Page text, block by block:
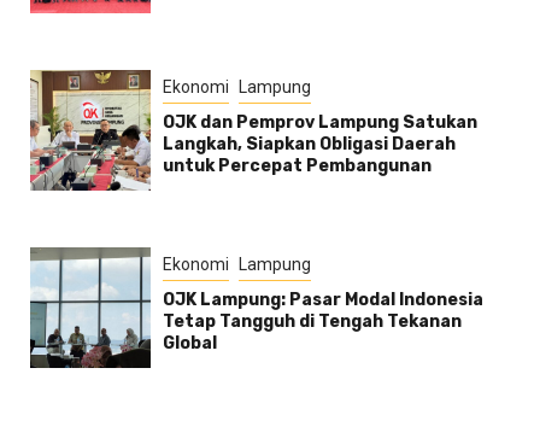
Ekonomi Lampung
OJK dan Pemprov Lampung Satukan
Langkah, Siapkan Obligasi Daerah
untuk Percepat Pembangunan
Ekonomi Lampung
OJK Lampung: Pasar Modal Indonesia
Tetap Tangguh di Tengah Tekanan
Global